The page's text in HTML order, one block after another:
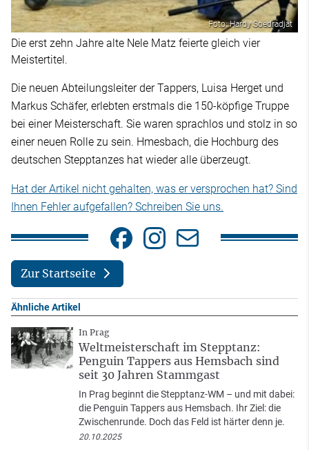
Foto: Hardy Soedradjat
Die erst zehn Jahre alte Nele Matz feierte gleich vier
Meistertitel.
Die neuen Abteilungsleiter der Tappers, Luisa Herget und
Markus Schäfer, erlebten erstmals die 150-köpfige Truppe
bei einer Meisterschaft. Sie waren sprachlos und stolz in so
einer neuen Rolle zu sein. Hmesbach, die Hochburg des
deutschen Stepptanzes hat wieder alle überzeugt.
Hat der Artikel nicht gehalten, was er versprochen hat? Sind
Ihnen Fehler aufgefallen? Schreiben Sie uns.
Zur Startseite
Ähnliche Artikel
In Prag
Weltmeisterschaft im Stepptanz:
Penguin Tappers aus Hemsbach sind
seit 30 Jahren Stammgast
In Prag beginnt die Stepptanz-WM – und mit dabei:
die Penguin Tappers aus Hemsbach. Ihr Ziel: die
Zwischenrunde. Doch das Feld ist härter denn je.
20.10.2025